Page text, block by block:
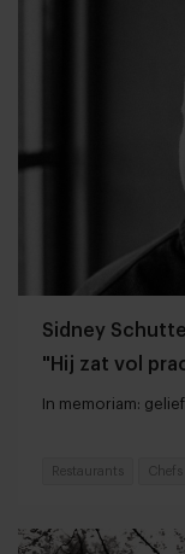
Sidney
"Hij zat vol
In memoriam:
Restaurants Chefs